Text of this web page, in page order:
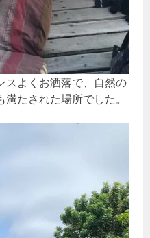
スよくお洒落で、自然の
たされた場所でした。